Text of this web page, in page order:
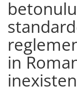
in